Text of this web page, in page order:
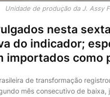
Unidade de produção da J. Assy
nesta
do indicador;
importados como
de transformação
mês consecutivo de